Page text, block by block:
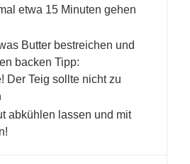
etwa 15 Minuten gehen
Butter bestreichen und
backen Tipp:
Der Teig sollte nicht zu
abkühlen lassen und mit